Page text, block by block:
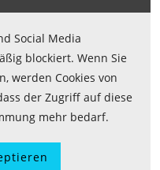
Social Media
blockiert. Wenn Sie
werden Cookies von
der Zugriff auf diese
mehr bedarf.